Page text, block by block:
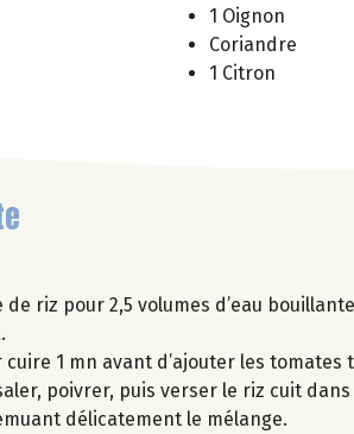
1 Oignon
Coriandre
1 Citron
de riz pour 2,5 volumes d’eau
cuire 1 mn avant d’ajouter les tomates
poivrer, puis verser le riz cuit dans
délicatement le mélange.